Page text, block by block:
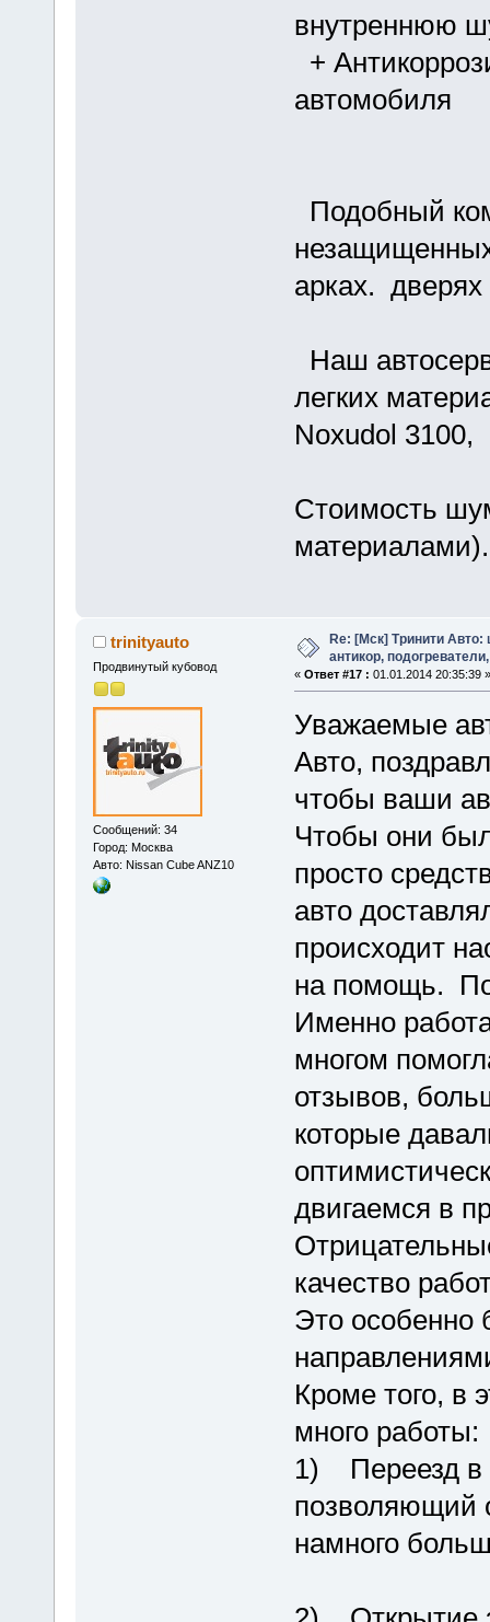
внутреннюю
+
автомобиля
Подобный
арках. дверях
Наш
легких
Noxudol 3100,
Стоимость
trinityauto
Продвинутый кубовод
Сообщений: 34
Город: Москва
Авто: Nissan Cube ANZ10
Re: [Мск] Тринити Авто:
антикор,
« Ответ #17 : 01.01.2014 20:35:39 »
Уважаемые
Авто,
чтобы ваши
Чтобы они
просто
авто
происходит
на помощь.
Именно
многом
отзывов,
которые
двигаемся в
качество
Это особенно
Кроме того, в
много работы:
1) Переезд в
позволяющий
намного